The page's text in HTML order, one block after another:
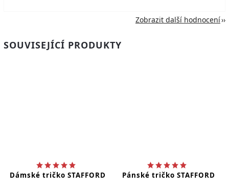
Zobrazit další hodnocení
SOUVISEJÍCÍ PRODUKTY
Dámské tričko STAFFORD Pánské tričko STAFFORD